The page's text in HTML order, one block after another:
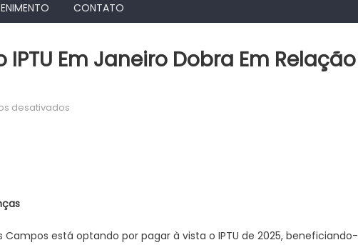
CONTATO
Em Janeiro Dobra Em Relação
desativados
dobra
está optando por pagar à vista o IPTU de 2025, beneficiando-